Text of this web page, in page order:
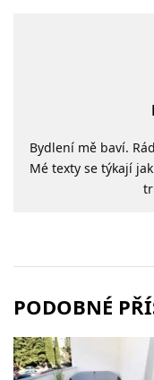
Bydlení mě baví.
Mé texty se týkají
PODOBNÉ